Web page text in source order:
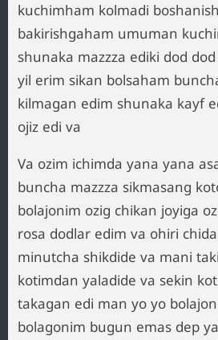
kuchimham kolmadi
bakirishgaham umuman
shunaka mazzza ediki dod
yil erim sikan bolsaham
kilmagan edim shunaka kayf
ojiz edi va
Va ozim ichimda yana yana
buncha mazzza sikmasang
bolajonim ozig chikan joyiga
rosa dodlar edim va ohiri
minutcha shikdide va mani
kotimdan yaladide va sekin
takagan edi man yo yo
bolagonim bugun emas dep